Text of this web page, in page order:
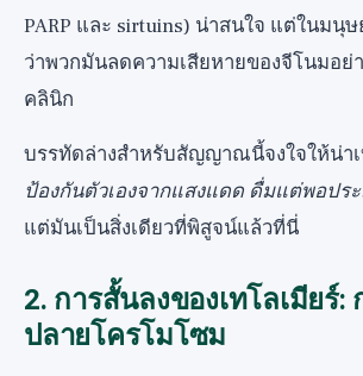
PARP และ sirtuins) น่าสนใจ แต่ในมนุ
ว่าพวกมันลดความเสียหายของจีโนมอย่
คลินิก
บรรทัดล่างสำหรับสัญญาณนี้จงใจให้น่า
ป้องกันตัวเองจากแสงแดด ดื่มแต่พอปร
แต่มันเป็นสิ่งเดียวที่พิสูจน์แล้วที่นี่
2. การสั้นลงของเทโลเมียร์:
ปลายโครโมโซม